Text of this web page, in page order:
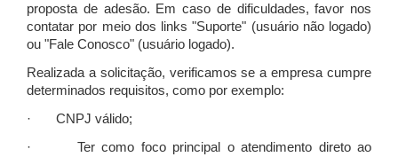
proposta de adesão. Em caso de dificuldades, favor nos
contatar por meio dos links "Suporte" (usuário não logado)
ou "Fale Conosco" (usuário logado).
Realizada a solicitação, verificamos se a empresa cumpre
determinados requisitos, como por exemplo:
· CNPJ válido;
· Ter como foco principal o atendimento direto ao